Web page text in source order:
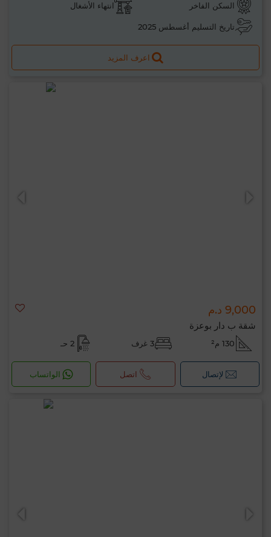
السكن الفاخر انتهاء الأشغال
تاريخ التسليم أغسطس 2025
اعرف المزيد
9,000 د.م
شقة ب دار بوعزة
130 م² 3 غرف 2 حـ
لإتصال اتصل الواتساب